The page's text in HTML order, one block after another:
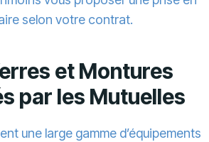
selon votre contrat.
et Montures
par les Mutuelles
une large gamme d’équipements